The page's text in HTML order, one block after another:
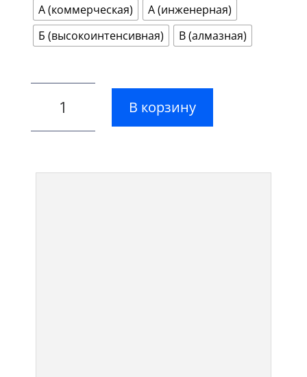
А (коммерческая)
А (инженерная)
Б (высокоинтенсивная)
В (алмазная)
В корзину